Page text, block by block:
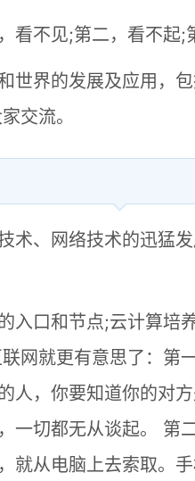
看不见;第二，看不起;
世界的发展及应用，
交流。
术、网络技术的迅猛
入口和节点;云计算培
网就更有意思了：第
人，你要知道你的对
一切都无从谈起。 第
就从电脑上去索取。